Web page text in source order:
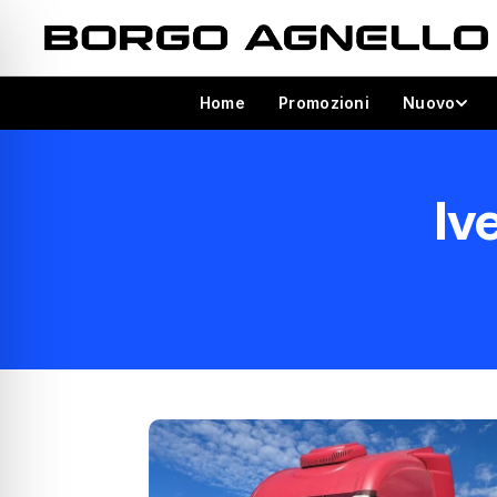
Home Promozioni Nuovo
per disabilità visive